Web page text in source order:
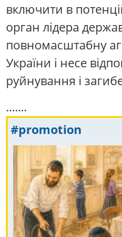
включити в
орган лідера
повномасштабну
України і несе
руйнування і
.......
#promotion